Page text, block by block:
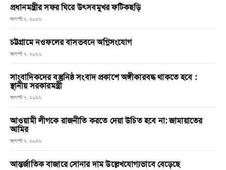
প্রধানমন্ত্রীর সফর ঘিরে উৎসবমুখর ফটিকছড়ি
আগস্ট ৭, ২০২৬
চট্টগ্রামে নওফলের বাসভবনে অগ্নিসংযোগ
আগস্ট ৭, ২০২৬
সাংবাদিকদের বস্তুনিষ্ঠ সংবাদ প্রকাশে অঙ্গীকারবদ্ধ থাকতে হবে :
স্থানীয় সরকারমন্ত্রী
আগস্ট ৭, ২০২৬
আওয়ামী লীগকে রাজনীতি করতে দেয়া উচিত হবে না: জামায়াতের
আমির
আগস্ট ৭, ২০২৬
আন্তর্জাতিক বাজারে সোনার দাম উল্লেখযোগ্যভাবে বেড়েছে